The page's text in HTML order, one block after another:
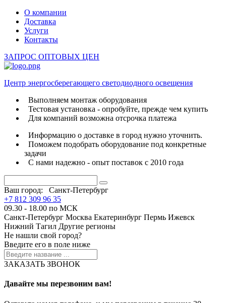
О компании
Доставка
Услуги
Контакты
ЗАПРОС ОПТОВЫХ ЦЕН
Центр энергосберегающего светодиодного освещения
Выполняем монтаж оборудования
Тестовая установка - опробуйте, прежде чем купить
Для компаний возможна отсрочка платежа
Информацию о доставке в город нужно уточнить.
Поможем подобрать оборудование под конкретные
задачи
С нами надежно - опыт поставок с 2010 года
Ваш город:
Санкт-Петербург
+7 812 309 96 35
09.30 - 18.00 по МСК
Санкт-Петербург Москва Екатеринбург Пермь Ижевск
Нижний Тагил Другие регионы
Не нашли свой город?
Введите его в поле ниже
ЗАКАЗАТЬ ЗВОНОК
Давайте мы перезвоним вам!